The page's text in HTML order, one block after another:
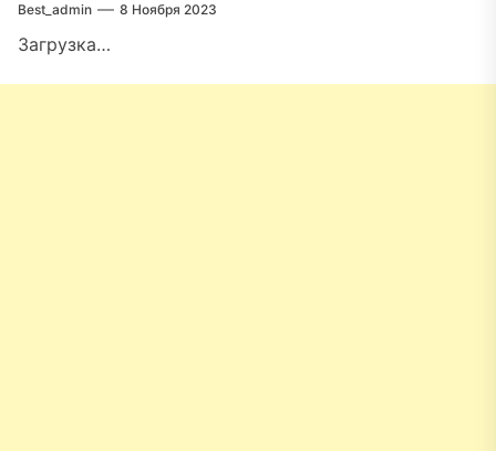
Best_admin 8 Ноября 2023
Загрузка…